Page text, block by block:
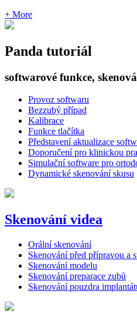
+ More
Panda tutoriál
softwarové funkce,
Provoz softwaru
Bezzubý případ
Kalibrace
Funkce tlačítka
Představení aktualizace
Doporučení pro klinickou
Simulační software pro
Dynamické skenování skusu
Skenování videa
Orální skenování
Skenování před přípravou a
Skenování modelu
Skenování preparace zubů
Skenování pouzdra